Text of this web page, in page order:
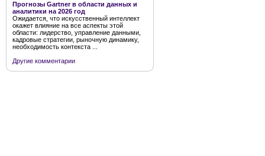
Прогнозы Gartner в области данных и
аналитики на 2026 год
Ожидается, что искусственный интеллект
окажет влияние на все аспекты этой
области: лидерство, управление данными,
кадровые стратегии, рыночную динамику,
необходимость контекста ...
Другие комментарии